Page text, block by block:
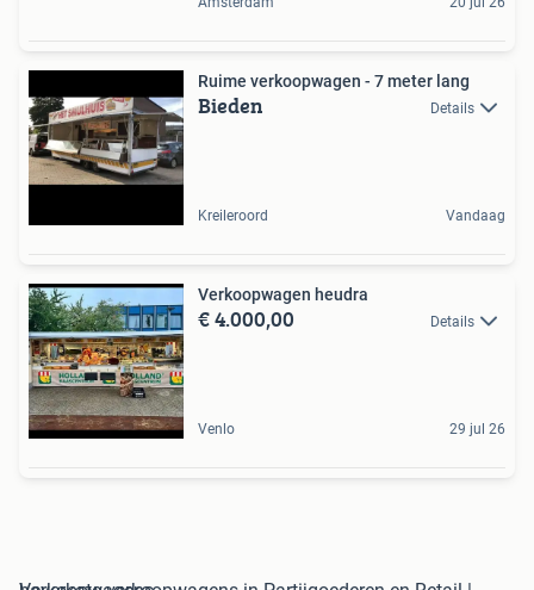
Ruime verkoopwagen - 7 meter lang
Bieden Details
Kreileroord Vandaag
Verkoopwagen heudra
€ 4.000,00 Details
Venlo 29 jul 26